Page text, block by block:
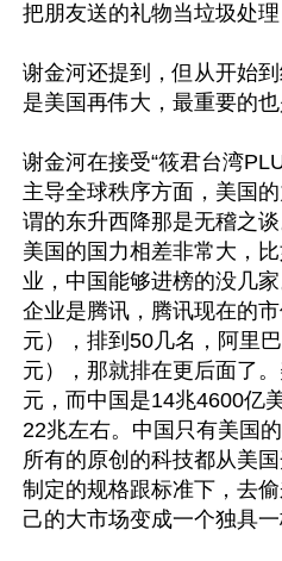
把朋友送的礼物当垃圾处理
谢金河还提到，但从开始
是美国再伟大，最重要的
谢金河在接受“筱君台湾
主导全球秩序方面，美国
谓的东升西降那是无稽之
美国的国力相差非常大，
业，中国能够进榜的没几
企业是腾讯，腾讯现在的
元），排到50几名，阿里
元），那就排在更后面了
元，而中国是14兆4600亿
22兆左右。中国只有美国
所有的原创的科技都从美
制定的规格跟标准下，去
己的大市场变成一个独具一